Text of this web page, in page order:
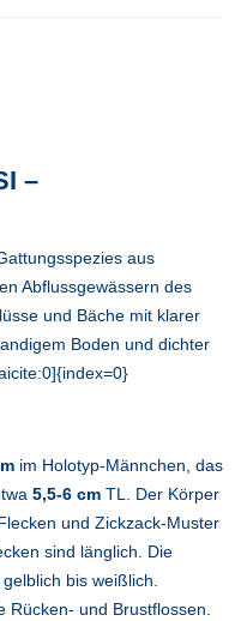
–
aus
Abflussgewässern des
und Bäche mit klarer
Boden und dichter
im Holotyp‐Männchen, das
5,5-6 cm TL. Der Körper
und Zickzack-Muster
sind länglich. Die
bis weißlich.
Rücken- und Brustflossen.